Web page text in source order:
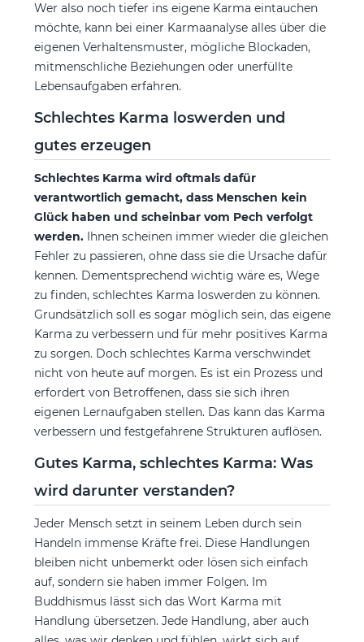
Wer also noch tiefer ins eigene Karma eintauchen
möchte, kann bei einer Karmaanalyse alles über die
eigenen Verhaltensmuster, mögliche Blockaden,
mitmenschliche Beziehungen oder unerfüllte
Lebensaufgaben erfahren.
Schlechtes Karma loswerden und
gutes erzeugen
Schlechtes Karma wird oftmals dafür
verantwortlich gemacht, dass Menschen kein
Glück haben und scheinbar vom Pech verfolgt
werden. Ihnen scheinen immer wieder die gleichen
Fehler zu passieren, ohne dass sie die Ursache dafür
kennen. Dementsprechend wichtig wäre es, Wege
zu finden, schlechtes Karma loswerden zu können.
Grundsätzlich soll es sogar möglich sein, das eigene
Karma zu verbessern und für mehr positives Karma
zu sorgen. Doch schlechtes Karma verschwindet
nicht von heute auf morgen. Es ist ein Prozess und
erfordert von Betroffenen, dass sie sich ihren
eigenen Lernaufgaben stellen. Das kann das Karma
verbessern und festgefahrene Strukturen auflösen.
Gutes Karma, schlechtes Karma: Was
wird darunter verstanden?
Jeder Mensch setzt in seinem Leben durch sein
Handeln immense Kräfte frei. Diese Handlungen
bleiben nicht unbemerkt oder lösen sich einfach
auf, sondern sie haben immer Folgen. Im
Buddhismus lässt sich das Wort Karma mit
Handlung übersetzen. Jede Handlung, aber auch